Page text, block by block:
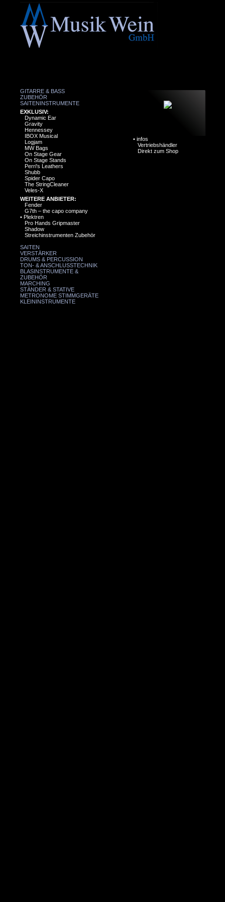
GITARRE & BASS
ZUBEHÖR
SAITENINSTRUMENTE
EXKLUSIV:
Dynamic Ear
Gravity
Hennessey
IBOX Musical
Logjam
MW Bags
On Stage Gear
On Stage Stands
Perri's Leathers
Shubb
Spider Capo
The StringCleaner
Veles-X
WEITERE ANBIETER:
Fender
G7th – the capo company
• Plektren
Pro Hands Gripmaster
Shadow
Streichinstrumenten Zubehör
SAITEN
VERSTÄRKER
DRUMS & PERCUSSION
TON- & ANSCHLUSSTECHNIK
BLASINSTRUMENTE &
ZUBEHÖR
MARCHING
STÄNDER & STATIVE
METRONOME STIMMGERÄTE
KLEININSTRUMENTE
• infos
Vertriebshändler
Direkt zum Shop